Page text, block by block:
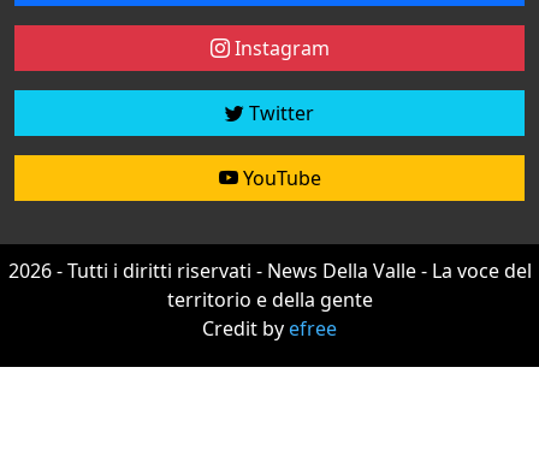
Instagram
Twitter
YouTube
2026 - Tutti i diritti riservati - News Della Valle - La voce del
territorio e della gente
Credit byefree